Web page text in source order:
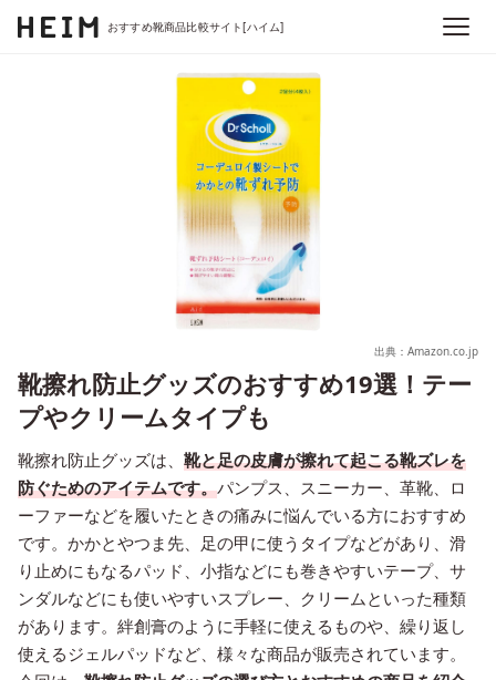
おすすめ靴商品比較サイト[ハイム]
出典：Amazon.co.jp
靴擦れ防止グッズのおすすめ19選！テー
プやクリームタイプも
靴擦れ防止グッズは、 靴と足の皮膚が擦れて起こる靴ズレを
防ぐためのアイテムです。パンプス、スニーカー、革靴、ロ
ーファーなどを履いたときの痛みに悩んでいる方におすすめ
です。かかとやつま先、足の甲に使うタイプなどがあり、滑
り止めにもなるパッド、小指などにも巻きやすいテープ、サ
ンダルなどにも使いやすいスプレー、クリームといった種類
があります。絆創膏のように手軽に使えるものや、繰り返し
使えるジェルパッドなど、様々な商品が販売されています。